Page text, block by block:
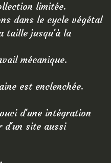
limitée.
dans le cycle végétal
taille jusqu'à la
mécanique.
est enclenchée.
d'une intégration
d'un site aussi